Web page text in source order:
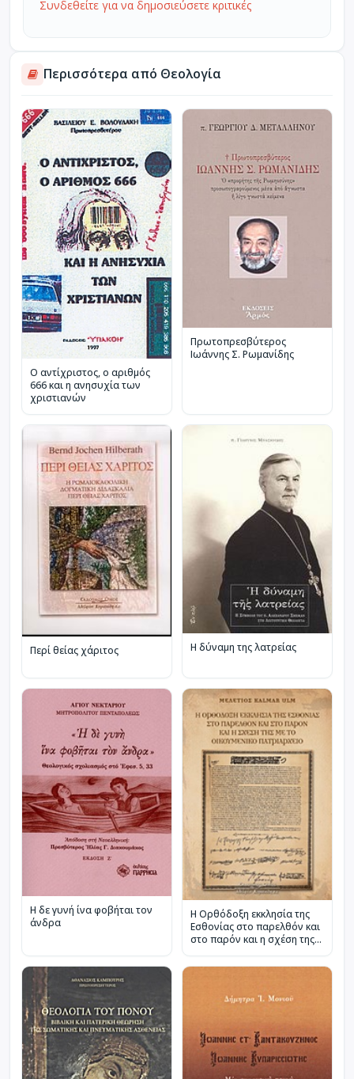
Συνδεθείτε για να δημοσιεύσετε κριτικές
Περισσότερα από Θεολογία
Ο αντίχριστος, ο αριθμός
666 και η ανησυχία των
χριστιανών
Πρωτοπρεσβύτερος
Ιωάννης Σ. Ρωμανίδης
Περί θείας χάριτος Η δύναμη της λατρείας
Η δε γυνή ίνα φοβήται τον
άνδρα
Η Ορθόδοξη εκκλησία της
Εσθονίας στο παρελθόν και
στο παρόν και η σχέση της
Πατριαρχείο